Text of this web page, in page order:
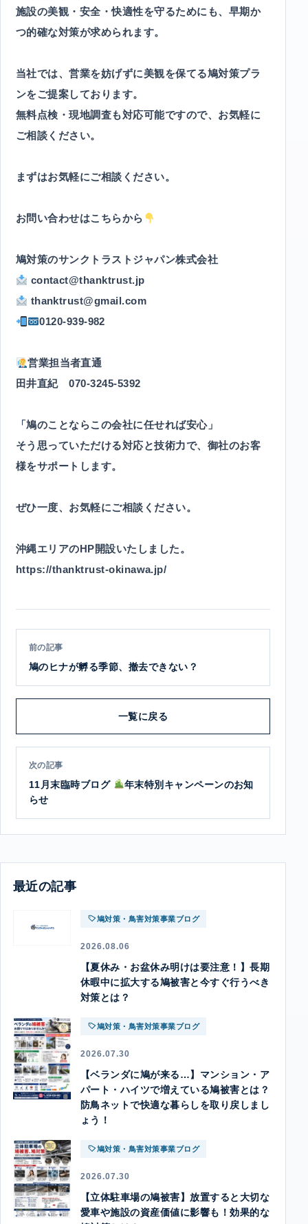
最近の記事
鳩対策・鳥害対策事業ブログ
2026.08.06
【夏休み・お盆休み明けは要注意！】長期
休暇中に拡大する鳩被害と今すぐ行うべき
対策とは？
鳩対策・鳥害対策事業ブログ
2026.07.30
【ベランダに鳩が来る…】マンション・ア
パート・ハイツで増えている鳩被害とは？
防鳥ネットで快適な暮らしを取り戻しまし
ょう！
鳩対策・鳥害対策事業ブログ
2026.07.30
【立体駐車場の鳩被害】放置すると大切な
愛車や施設の資産価値に影響も！効果的な
施設の美観・安全・快適性を守るためにも、早期か
つ的確な対策が求められます。
当社では、営業を妨げずに美観を保てる鳩対策プラ
ンをご提案しております。
無料点検・現地調査も対応可能ですので、お気軽に
ご相談ください。
まずはお気軽にご相談ください。
お問い合わせはこちらから
鳩対策のサンクトラストジャパン株式会社
contact@thanktrust.jp
thanktrust@gmail.com
0120-939-982
営業担当者直通
田井直紀 070-3245-5392
「鳩のことならこの会社に任せれば安心」
そう思っていただける対応と技術力で、御社のお客
様をサポートします。
ぜひ一度、お気軽にご相談ください。
沖縄エリアのHP開設いたしました。
https://thanktrust-okinawa.jp/
前の記事
鳩のヒナが孵る季節、撤去できない？
一覧に戻る
次の記事
11月末臨時ブログ
年末特別キャンペーンのお知
らせ